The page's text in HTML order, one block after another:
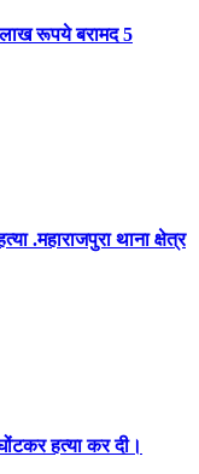
रूपये बरामद 5
.महाराजपुरा थाना क्षेत्र
हत्या कर दी।